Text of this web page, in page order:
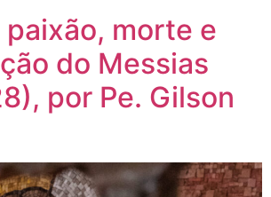
morte e
do Messias
por Pe. Gilson